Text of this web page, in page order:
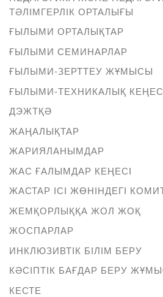
ТӘЛІМГЕРЛІК ОРТАЛЫҒЫ
ҒЫЛЫМИ ОРТАЛЫҚТАР
ҒЫЛЫМИ СЕМИНАРЛАР
ҒЫЛЫМИ-ЗЕРТТЕУ ЖҰМЫСЫ
ҒЫЛЫМИ-ТЕХНИКАЛЫҚ КЕҢЕС
ДЭЖТҚӘ
ЖАҢАЛЫҚТАР
ЖАРИЯЛАНЫМДАР
ЖАС ҒАЛЫМДАР КЕҢЕСІ
ЖАСТАР ІСІ ЖӨНІНДЕГІ
ЖЕМҚОРЛЫҚҚА ЖОЛ ЖОҚ
ЖОСПАРЛАР
ИНКЛЮЗИВТІК БІЛІМ БЕРУ
КӘСІПТІК БАҒДАР БЕРУ
КЕСТЕ